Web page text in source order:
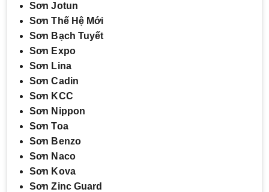
Sơn Jotun
Sơn Thế Hệ Mới
Sơn Bạch Tuyết
Sơn Expo
Sơn Lina
Sơn Cadin
Sơn KCC
Sơn Nippon
Sơn Toa
Sơn Benzo
Sơn Naco
Sơn Kova
Sơn Zinc Guard